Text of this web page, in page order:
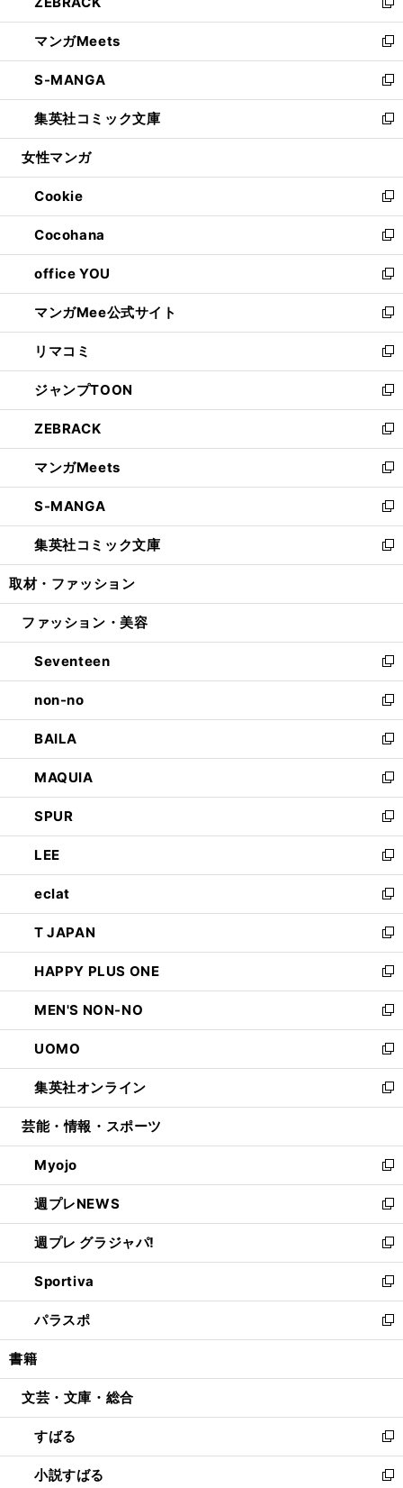
開
く
ド
ウ
で
開
く
ィ
ン
ド
ウ
で
開
く
い
ウ
ィ
ン
ド
ウ
で
開
新
し
い
ウ
ィ
ン
ド
ウ
開
く
マンガMeets
新
し
い
ウ
ィ
ン
ウ
で
開
く
S-MANGA
新
し
い
ウ
ン
ド
ウ
で
開
く
集英社コミック文庫
新
し
ウ
ィ
ン
ド
ウ
で
開
く
女性マンガ
Cookie
新
し
い
ウ
ィ
ン
ド
ウ
で
開
く
Cocohana
新
し
い
ウ
ィ
ン
ド
ウ
で
開
く
office YOU
新
し
い
ウ
ィ
ン
ド
ウ
で
開
く
マンガMee公式サイト
新
し
い
ウ
ィ
ン
ド
ウ
で
開
く
リマコミ
新
し
い
ウ
ィ
ン
ド
ウ
で
開
く
ジャンプTOON
新
し
い
ウ
ィ
ン
ド
ウ
で
開
ZEBRACK
新
し
い
ウ
ィ
ン
ド
ウ
開
マンガMeets
新
し
い
ウ
ィ
ン
ウ
開
く
S-MANGA
新
し
い
ウ
ン
ウ
で
開
く
集英社コミック文庫
新
し
ウ
ン
ド
ウ
で
開
く
取材・ファッション
ファッション・美容
Seventeen
新
し
い
ウ
ィ
ン
ド
ウ
で
開
く
non-no
新
し
い
ウ
ィ
ン
ド
ウ
で
開
く
BAILA
新
し
い
ウ
ィ
ン
ド
ウ
で
開
く
MAQUIA
新
し
い
ウ
ィ
ン
ド
ウ
で
開
く
SPUR
新
し
い
ウ
ィ
ン
ド
ウ
で
開
く
LEE
新
し
い
ウ
ィ
ン
ド
ウ
で
開
く
eclat
新
し
い
ウ
ィ
ン
ド
ウ
で
開
く
T JAPAN
新
し
い
ウ
ィ
ン
ド
ウ
で
開
HAPPY PLUS ONE
新
し
い
ウ
ィ
ン
ド
ウ
開
く
MEN'S NON-NO
新
し
い
ウ
ィ
ン
ウ
で
開
く
UOMO
新
し
い
ウ
ン
ド
ウ
で
開
く
集英社オンライン
新
し
ウ
ィ
ン
ド
ウ
で
開
く
芸能・情報・スポーツ
Myojo
新
し
い
ウ
ィ
ン
ド
ウ
で
開
週プレNEWS
新
し
い
ウ
ィ
ン
ド
ウ
開
週プレ グラジャパ!
新
し
い
ウ
ィ
ン
ウ
開
く
Sportiva
新
し
い
ウ
ン
ウ
で
開
く
パラスポ
新
し
ウ
ン
ド
ウ
で
書籍
文芸・文庫・総合
すばる
新
し
い
小説すばる
新